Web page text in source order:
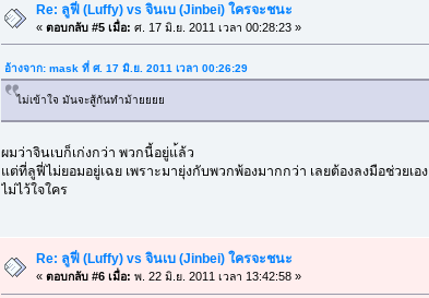
Re: ลูฟี่ (Luffy) vs จินเบ (Jinbei) ใครจะชนะ
«ตอบกลับ #5 เมื่อ: ศ. 17 มิ.ย. 2011 เวลา 00:28:23 »
อ้างจาก: mask ที่ ศ. 17 มิ.ย. 2011 เวลา 00:26:29
ไม่เข้าใจ มันจะสู้กันทำม้ายยยย
ผมว่าจินเบก็เก่งกว่า พวกนี้อยู่แ้ล้ว
แต่ที่ลูฟี่ไม่ยอมอยู่เฉย เพราะมายุ่งกับพวกพ้องมากกว่า เลยต้องลงมือช่วยเอง
ไม่ไว้ใจใคร
Re: ลูฟี่ (Luffy) vs จินเบ (Jinbei) ใครจะชนะ
«ตอบกลับ #6 เมื่อ: พ. 22 มิ.ย. 2011 เวลา 13:42:58 »